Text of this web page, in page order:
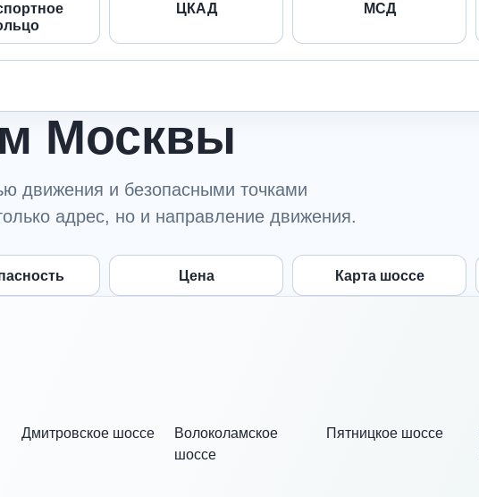
ЦКАД МСД
Москвы
движения и безопасными точками
адрес, но и направление движения.
Цена Карта шоссе
Дмитровское шоссе
Волоколамское
шоссе
Пятницкое шоссе